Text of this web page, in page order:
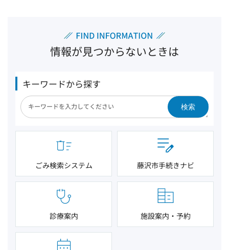
情報が見つからないときは
キーワードから探す
検索
ごみ検索システム 藤沢市手続きナビ
診療案内 施設案内・予約